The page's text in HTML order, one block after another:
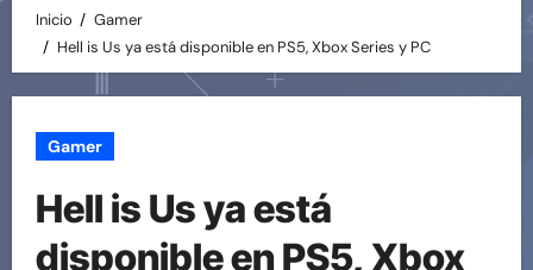
Inicio
Gamer
Hell is Us ya está disponible en PS5, Xbox Series y PC
Gamer
Hell is Us ya está
disponible en PS5, Xbox